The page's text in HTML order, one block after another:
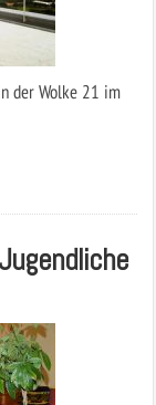
der Wolke 21 im